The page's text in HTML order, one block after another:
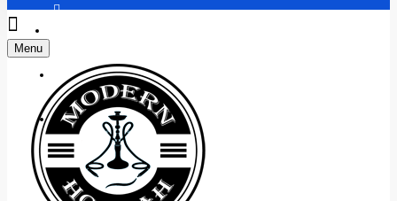
Регистрация
+38 (095) 945 04 33
Menu